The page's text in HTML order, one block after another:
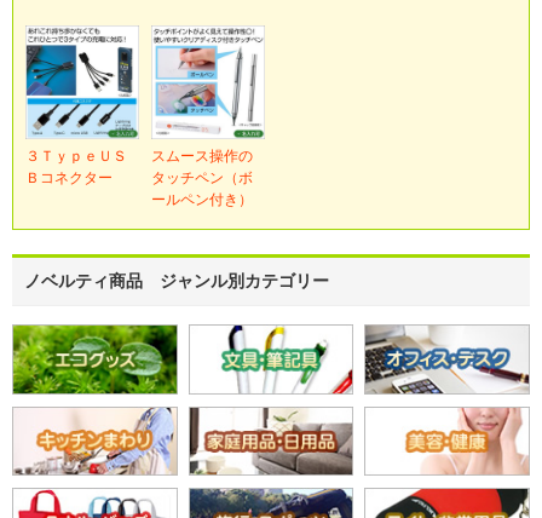
３ＴｙｐｅＵＳ
Ｂコネクター
スムース操作の
タッチペン（ボ
ールペン付き）
ノベルティ商品 ジャンル別カテゴリー